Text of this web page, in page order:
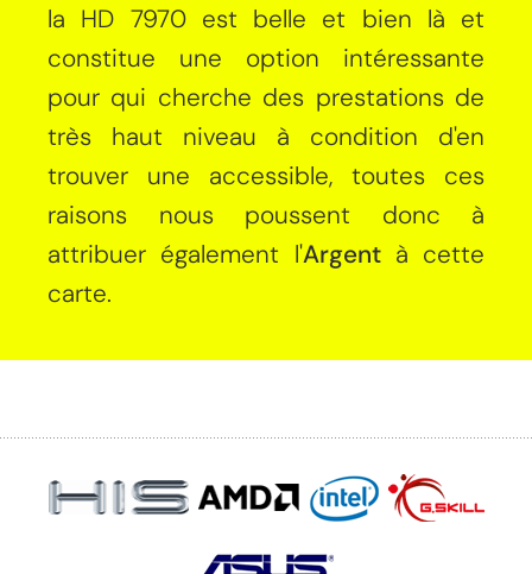
la HD 7970 est belle et bien là et
constitue une option intéressante
pour qui cherche des prestations de
très haut niveau à condition d'en
trouver une accessible, toutes ces
raisons nous poussent donc à
attribuer également l'Argentà cette
carte.